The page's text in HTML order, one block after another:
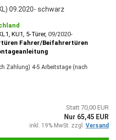
09.2020- schwarz
KU1, 5-Türer, 09/2020-
Fahrer/Beifahrertüren
4-5 Arbeitstage (nach
Statt 70,00 EUR
Nur 65,45 EUR
inkl. 19% MwSt. zzgl. Versand